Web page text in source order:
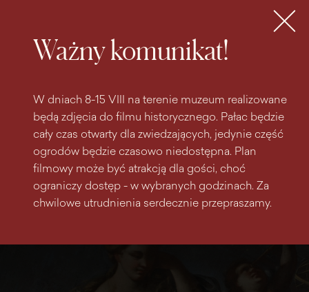
Ważny komunikat!
W dniach 8-15 VIII na terenie muzeum realizowane
będą zdjęcia do filmu historycznego. Pałac będzie
cały czas otwarty dla zwiedzających, jedynie część
ogrodów będzie czasowo niedostępna. Plan
filmowy może być atrakcją dla gości, choć
ograniczy dostęp - w wybranych godzinach. Za
chwilowe utrudnienia serdecznie przepraszamy.
MENU